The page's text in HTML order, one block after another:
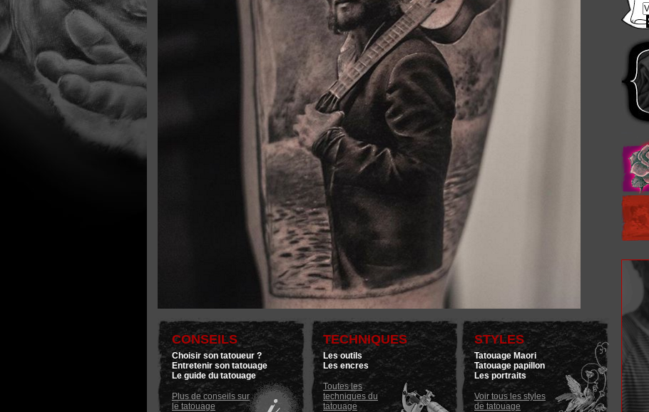
CONSEILS
Choisir son tatoueur ?
Entretenir son tatouage
Le guide du tatouage
Plus de conseils sur
le tatouage
TECHNIQUES
Les outils
Les encres
Toutes les
techniques du
tatouage
STYLES
Tatouage Maori
Tatouage papillon
Les portraits
Voir tous les styles
de tatouage